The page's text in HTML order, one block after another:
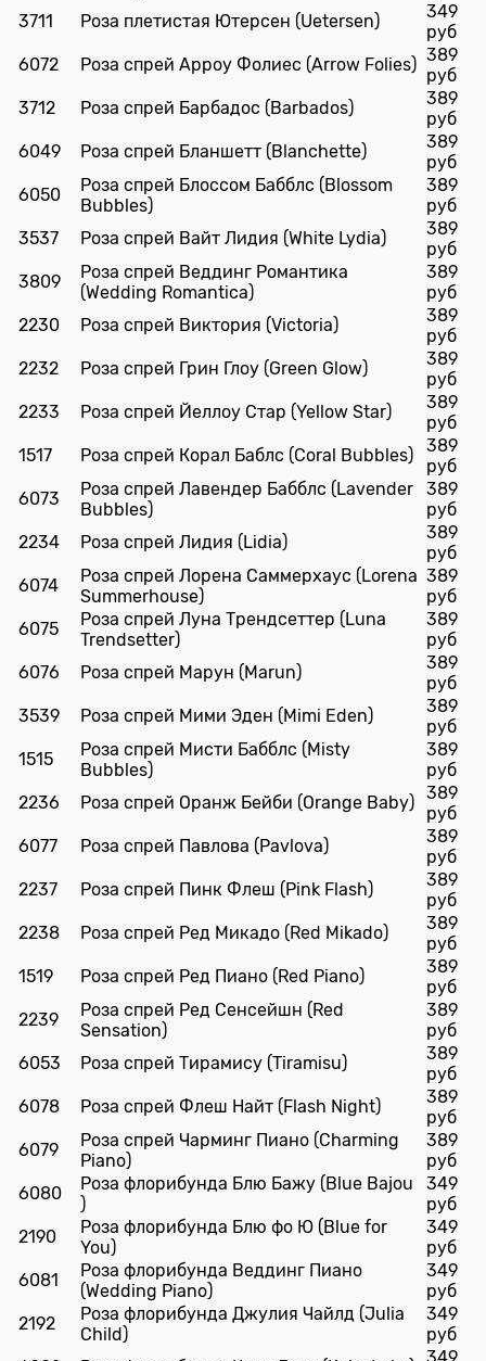
3711
Роза плетистая Ютерсен (Uetersen)
349
руб
6072
Роза спрей Арроу Фолиес (Arrow Folies) 389
руб
3712
Роза спрей Барбадос (Barbados)
389
руб
6049
Роза спрей Бланшетт (Blanchette)
389
руб
6050
Роза спрей Блоссом Бабблс (Blossom
Bubbles)
389
руб
3537
Роза спрей Вайт Лидия (White Lydia)
389
руб
3809
Роза спрей Веддинг Романтика
(Wedding Romantica)
389
руб
2230
Роза спрей Виктория (Victoria)
389
руб
2232
Роза спрей Грин Глоу (Green Glow)
389
руб
2233
Роза спрей Йеллоу Стар (Yellow Star)
389
руб
1517
Роза спрей Корал Баблс (Coral Bubbles)
389
руб
6073
Роза спрей Лавендер Бабблс (Lavender
Bubbles)
389
руб
2234
Роза спрей Лидия (Lidia)
389
руб
6074
Роза спрей Лорена Саммерхаус (Lоrena
Summerhouse)
389
руб
6075
Роза спрей Луна Трендсеттер (Luna
Trendsetter)
389
руб
6076
Роза спрей Марун (Marun)
389
руб
3539
Роза спрей Мими Эден (Mimi Eden)
389
руб
1515
Роза спрей Мисти Бабблс (Misty
Bubbles)
389
руб
2236
Роза спрей Оранж Бейби (Orange Baby) 389
руб
6077
Роза спрей Павлова (Pavlova)
389
руб
2237
Роза спрей Пинк Флеш (Pink Flash)
389
руб
2238
Роза спрей Ред Микадо (Red Mikado)
389
руб
1519
Роза спрей Ред Пиано (Red Piano)
389
руб
2239
Роза спрей Ред Сенсейшн (Red
Sensation)
389
руб
6053
Роза спрей Тирамису (Tiramisu)
389
руб
6078
Роза спрей Флеш Найт (Flash Night)
389
руб
6079
Роза спрей Чарминг Пиано (Сharming
Piano)
389
руб
6080
Роза флорибунда Блю Бажу (Blue Bajou
)
349
руб
2190
Роза флорибунда Блю фо Ю (Blue for
You)
349
руб
6081
Роза флорибунда Веддинг Пиано
(Wedding Piano)
349
руб
2192
Роза флорибунда Джулия Чайлд (Julia
Child)
349
руб